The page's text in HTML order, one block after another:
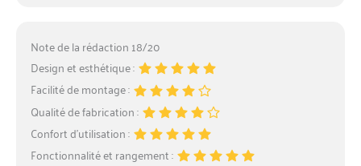
Note de la rédaction 18/20
Design et esthétique :
Facilité de montage :
Qualité de fabrication :
Confort d’utilisation :
Fonctionnalité et rangement :